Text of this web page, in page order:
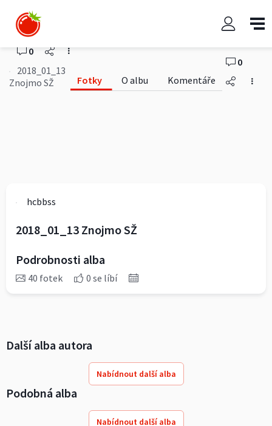
2018_01_13 Znojmo SŽ
hcbbss
0
2018_01_13
Znojmo SŽ
Fotky O albu Komentáře
0
hcbbss
2018_01_13 Znojmo SŽ
Podrobnosti alba
40 fotek 0 se líbí
Další alba autora
Nabídnout další alba
Podobná alba
Nabídnout další alba